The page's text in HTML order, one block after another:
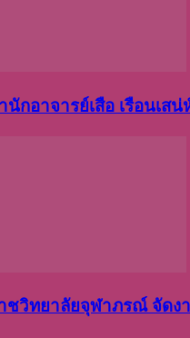
นักอาจารย์เสือ เรือนเ
ชวิทยาลัยจุฬาภรณ์ จัดง